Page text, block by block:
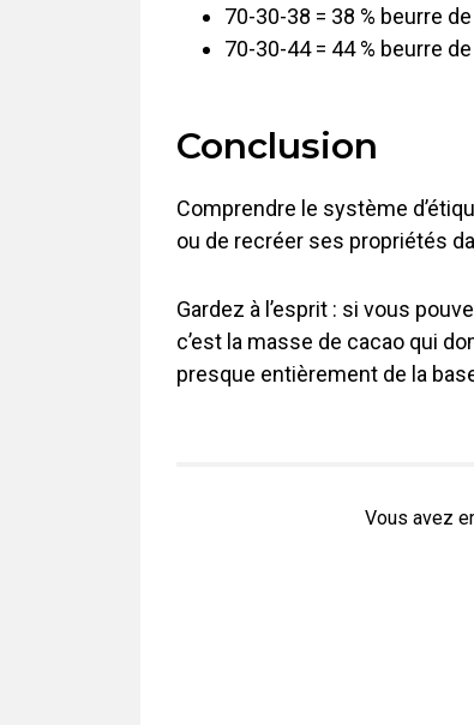
70-30-38 = 38 % beurre
70-30-44 = 44 % beurre
Conclusion
Comprendre le système
ou de recréer ses propriétés
Gardez à l’esprit : si vous
c’est la masse de cacao qui
presque entièrement de la
Vous avez